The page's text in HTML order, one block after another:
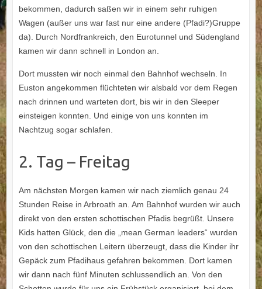
bekommen, dadurch saßen wir in einem sehr ruhigen
Wagen (außer uns war fast nur eine andere (Pfadi?)Gruppe
da). Durch Nordfrankreich, den Eurotunnel und Südengland
kamen wir dann schnell in London an.
Dort mussten wir noch einmal den Bahnhof wechseln. In
Euston angekommen flüchteten wir alsbald vor dem Regen
nach drinnen und warteten dort, bis wir in den Sleeper
einsteigen konnten. Und einige von uns konnten im
Nachtzug sogar schlafen.
2. Tag – Freitag
Am nächsten Morgen kamen wir nach ziemlich genau 24
Stunden Reise in Arbroath an. Am Bahnhof wurden wir auch
direkt von den ersten schottischen Pfadis begrüßt. Unsere
Kids hatten Glück, den die „mean German leaders“ wurden
von den schottischen Leitern überzeugt, dass die Kinder ihr
Gepäck zum Pfadihaus gefahren bekommen. Dort kamen
wir dann nach fünf Minuten schlussendlich an. Von den